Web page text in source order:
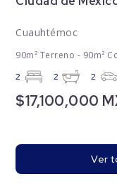
Cuauhtémoc
90m² Terreno - 90m²
2 2 2
$17,100,000
Ver